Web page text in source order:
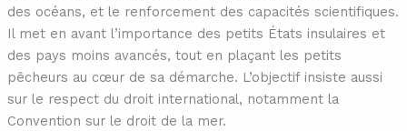
des océans, et le renforcement des capacités scientifiques.
Il met en avant l’importance des petits États insulaires et
des pays moins avancés, tout en plaçant les petits
pêcheurs au cœur de sa démarche. L’objectif insiste aussi
sur le respect du droit international, notamment la
Convention sur le droit de la mer.